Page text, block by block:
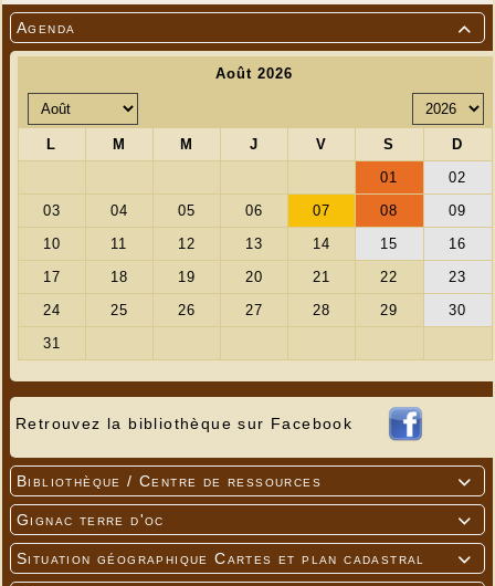

Agenda
Retrouvez la bibliothèque sur Facebook

Bibliothèque / Centre de ressources

Gignac terre d'oc

Situation géographique Cartes et plan cadastral